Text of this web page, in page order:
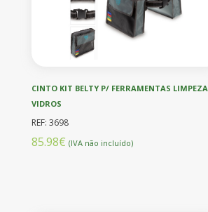
CINTO KIT BELTY P/ FERRAMENTAS LIMPEZA
VIDROS
REF: 3698
85.98€ (IVA não incluído)